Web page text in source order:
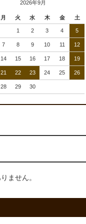
2026年9月
月 火 水 木 金 土
1 2 3 4 5
7 8 9 10 11 12
14 15 16 17 18 19
21 22 23 24 25 26
28 29 30
ません。